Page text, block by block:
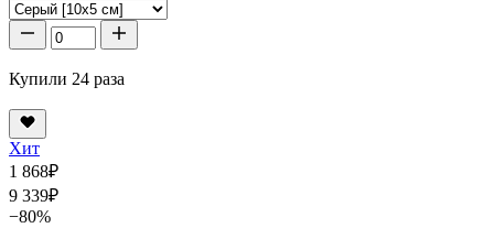
Купили 24 раза
Хит
1 868₽
9 339₽
−80%